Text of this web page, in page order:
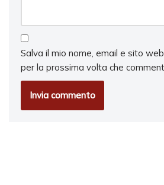
Salva il mio nome, email e sito
per la prossima volta che